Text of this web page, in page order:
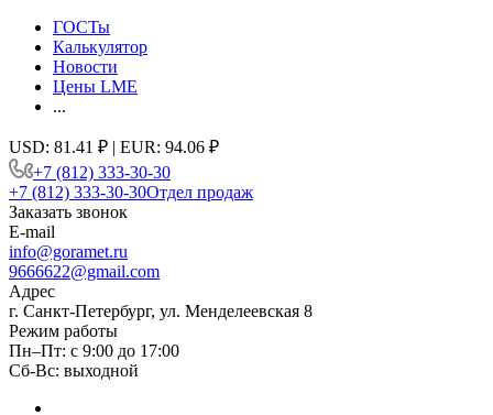
ГОСТы
Калькулятор
Новости
Цены LME
...
USD: 81.41 ₽ | EUR: 94.06 ₽
+7 (812) 333-30-30
+7 (812) 333-30-30Отдел продаж
Заказать звонок
E-mail
info@goramet.ru
9666622@gmail.com
Адрес
г. Санкт-Петербург, ул. Менделеевская 8
Режим работы
Пн–Пт: с 9:00 до 17:00
Сб-Вс: выходной